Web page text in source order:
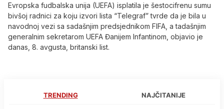
Evropska fudbalska unija (UEFA) isplatila je šestocifrenu sumu
bivšoj radnici za koju izvori lista “Telegraf” tvrde da je bila u
navodnoj vezi sa sadašnjim predsjednikom FIFA, a tadašnjim
generalnim sekretarom UEFA Đanijem Infantinom, objavio je
danas, 8. avgusta, britanski list.
TRENDING NAJČITANIJE